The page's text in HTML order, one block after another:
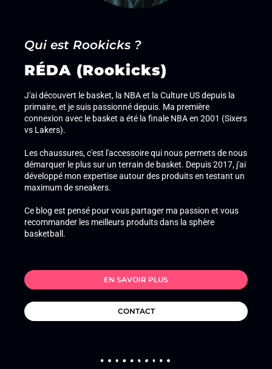
Qui est Rookicks ?
RÉDA (Rookicks)
J'ai découvert le basket, la NBA et la Culture US depuis la
primaire, et je suis passionné depuis. Ma première
connexion avec le basket a été la finale NBA en 2001 (Sixers
vs Lakers).
Les chaussures, c'est l'accessoire qui nous permets de nous
démarquer le plus sur un terrain de basket. Depuis 2017, j'ai
développé mon expertise autour des produits en testant un
maximum de sneakers.
Ce blog est pensé pour vous partager ma passion et vous
recommander les meilleurs produits dans la sphère
basketball.
EN SAVOIR PLUS
CONTACT